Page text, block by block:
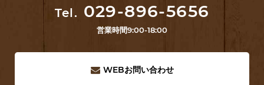
Tel. 029-896-5656
営業時間9:00-18:00
WEBお問い合わせ